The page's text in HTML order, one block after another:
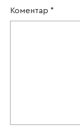
Коментар *